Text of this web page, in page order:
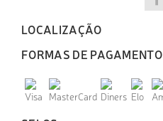
LOCALIZAÇÃO
FORMAS DE PAGAMENTO